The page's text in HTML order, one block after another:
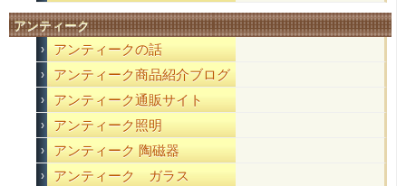
アンティーク
アンティークの話
アンティーク商品紹介ブログ
アンティーク通販サイト
アンティーク照明
アンティーク 陶磁器
アンティーク ガラス